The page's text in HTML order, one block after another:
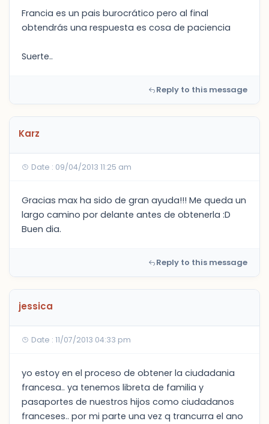
Francia es un pais burocrático pero al final
obtendrás una respuesta es cosa de paciencia
Suerte..
Reply to this message
Karz
Date : 09/04/2013 11:25 am
Gracias max ha sido de gran ayuda!!! Me queda un
largo camino por delante antes de obtenerla :D
Buen dia.
Reply to this message
jessica
Date : 11/07/2013 04:33 pm
yo estoy en el proceso de obtener la ciudadania
francesa.. ya tenemos libreta de familia y
pasaportes de nuestros hijos como ciudadanos
franceses.. por mi parte una vez q trancurra el ano